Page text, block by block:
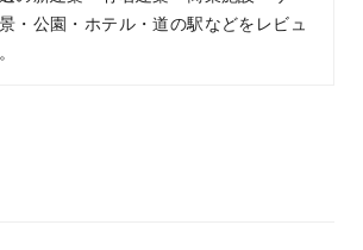
・公園・ホテル・道の駅などをレビュ